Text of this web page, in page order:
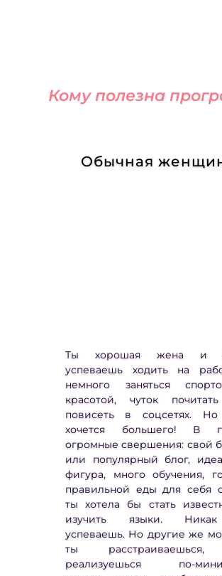
Кому полезна
Обычная
Ты хорошая жена и
успеваешь ходить на
немного заняться
красотой, чуток
повисеть в соцсетях. Но
хочется большего! В
огромные свершения: свой
или популярный блог,
фигура, много обучения,
правильной еды для себя
ты хотела бы стать
изучить языки.
успеваешь. Но другие же
ты
реализуешься по-